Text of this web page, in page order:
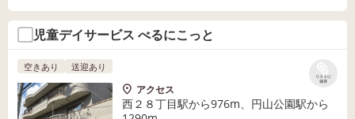
児童デイサービス べるにこっと
リストに
保存
空きあり 送迎あり
アクセス
西２８丁目駅から976m、円山公園駅から